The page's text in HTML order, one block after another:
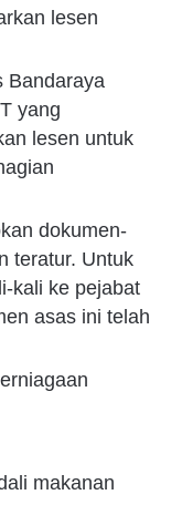
lesen
Bandaraya
yang
lesen untuk
dokumen-
teratur. Untuk
kali ke pejabat
asas ini telah
makanan